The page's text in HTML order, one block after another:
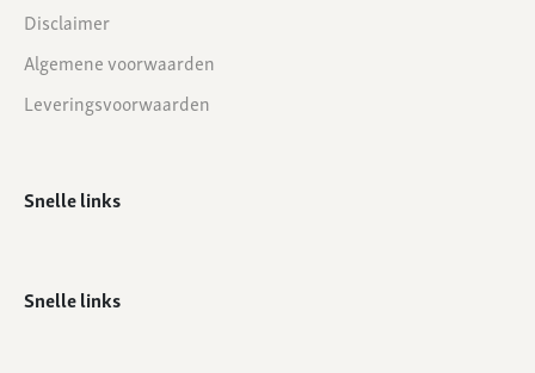
Disclaimer
Algemene voorwaarden
Leveringsvoorwaarden
Snelle links
Snelle links